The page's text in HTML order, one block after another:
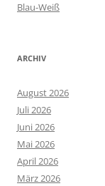
Blau-Weiß
ARCHIV
August 2026
Juli 2026
Juni 2026
Mai 2026
April 2026
März 2026